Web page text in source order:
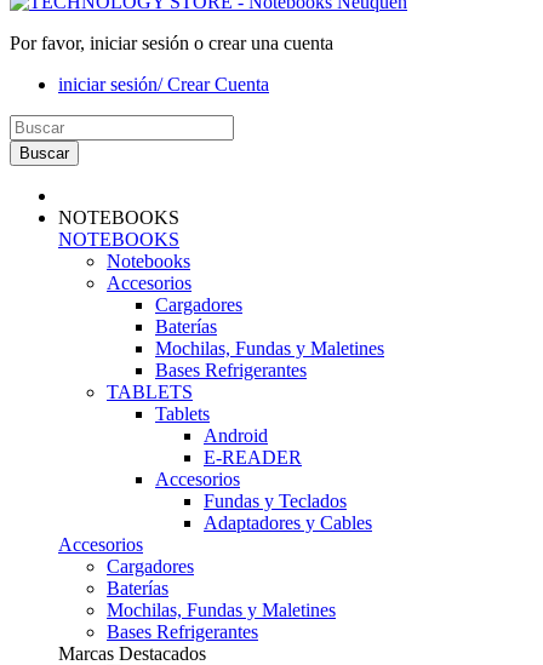
Por favor, iniciar sesión o crear una cuenta
iniciar sesión/ Crear Cuenta
Buscar
NOTEBOOKS
NOTEBOOKS
Notebooks
Accesorios
Cargadores
Baterías
Mochilas, Fundas y Maletines
Bases Refrigerantes
TABLETS
Tablets
Android
E-READER
Accesorios
Fundas y Teclados
Adaptadores y Cables
Accesorios
Cargadores
Baterías
Mochilas, Fundas y Maletines
Bases Refrigerantes
Marcas Destacados